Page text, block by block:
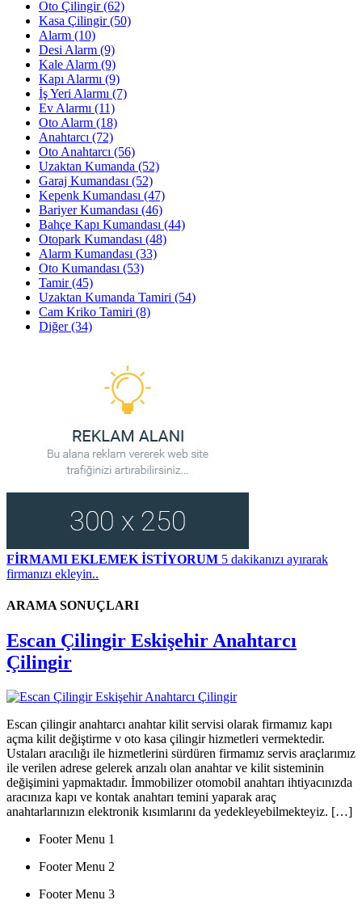
Oto Çilingir(62)
Kasa Çilingir(50)
Alarm (10)
Desi Alarm (9)
Kale Alarm (9)
Kapı Alarmı (9)
İş Yeri Alarmı (7)
Ev Alarmı (11)
Oto Alarm (18)
Anahtarcı (72)
Oto Anahtarcı (56)
Uzaktan Kumanda (52)
Garaj Kumandası (52)
Kepenk Kumandası (47)
Bariyer Kumandası (46)
Bahçe Kapı Kumandası (44)
Otopark Kumandası (48)
Alarm Kumandası (33)
Oto Kumandası (53)
Tamir(45)
Uzaktan Kumanda Tamiri (54)
Cam Kriko Tamiri (8)
Diğer(34)
FİRMAMI EKLEMEK İSTİYORUM 5 dakikanızı ayırarak
firmanızı ekleyin..
ARAMA SONUÇLARI
Escan Çilingir Eskişehir Anahtarcı
Çilingir
Escan çilingir anahtarcı anahtar kilit servisi olarak firmamız kapı
açma kilit değiştirme v oto kasa çilingir hizmetleri vermektedir.
Ustaları aracılığı ile hizmetlerini sürdüren firmamız servis araçlarımız
ile verilen adrese gelerek arızalı olan anahtar ve kilit sisteminin
değişimini yapmaktadır. İmmobilizer otomobil anahtarı ihtiyacınızda
aracınıza kapı ve kontak anahtarı temini yaparak araç
anahtarlarınızın elektronik kısımlarını da yedekleyebilmekteyiz. […]
Footer Menu 1
Footer Menu 2
Footer Menu 3